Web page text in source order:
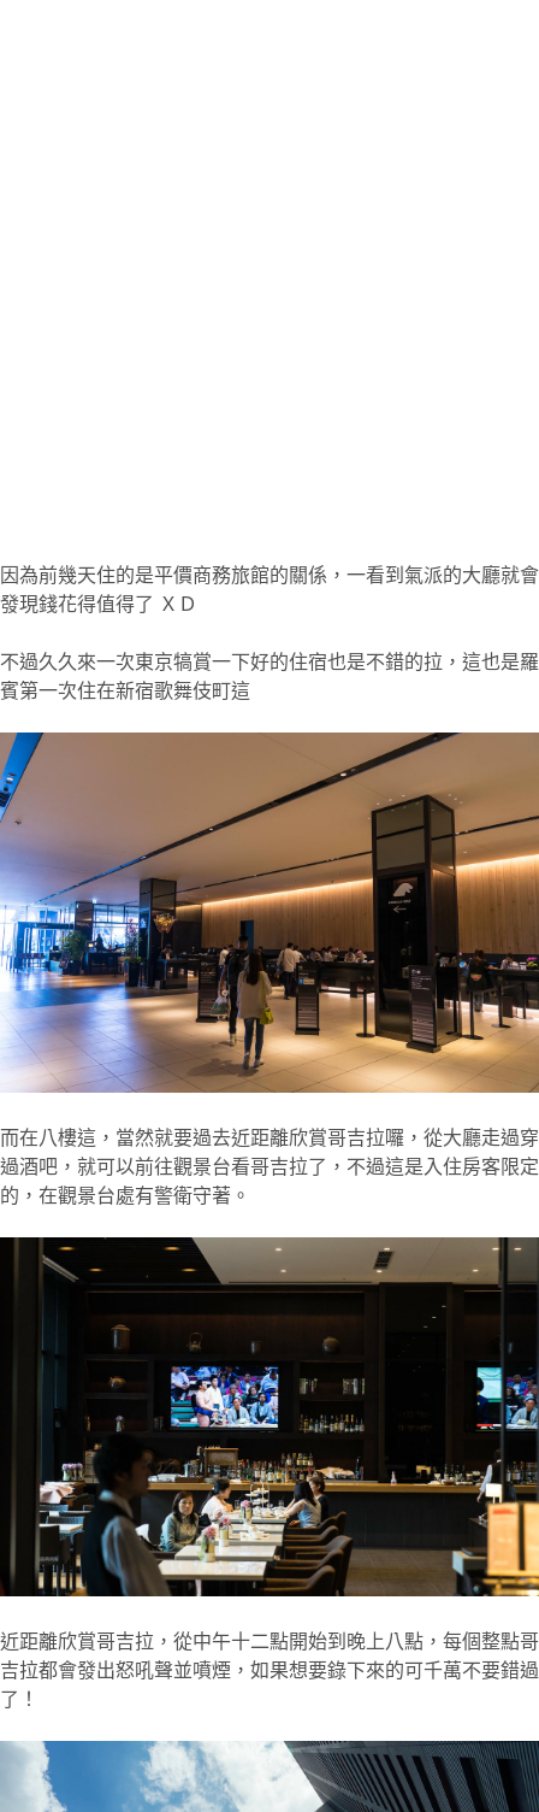
因為前幾天住的是平價商務旅館的關係，一看到氣派的大廳就會
發現錢花得值得了 ＸＤ
不過久久來一次東京犒賞一下好的住宿也是不錯的拉，這也是羅
賓第一次住在新宿歌舞伎町這
而在八樓這，當然就要過去近距離欣賞哥吉拉囉，從大廳走過穿
過酒吧，就可以前往觀景台看哥吉拉了，不過這是入住房客限定
的，在觀景台處有警衛守著。
近距離欣賞哥吉拉，從中午十二點開始到晚上八點，每個整點哥
吉拉都會發出怒吼聲並噴煙，如果想要錄下來的可千萬不要錯過
了！